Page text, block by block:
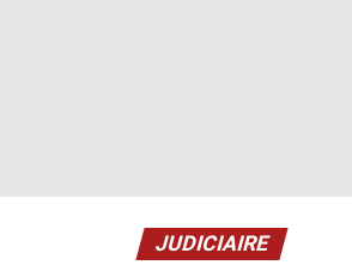
JUDICIAIRE